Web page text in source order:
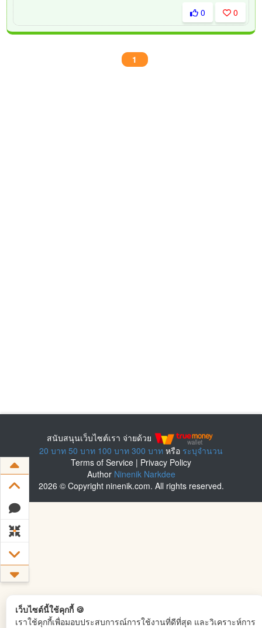
เว็บไซต์นี้ใช้คุกกี้ 🍪
เราใช้คุกกี้เพื่อมอบประสบการณ์การใช้งานที่ดีที่สุด และวิเคราะห์การ
0 0
1
สนับสนุนเว็บไซต์เรา จ่ายด้วย
20 บาท 50 บาท 100 บาท 300 บาท หรือ ระบุจำนวน
Terms of Service | Privacy Policy
Author Ninenik Narkdee
2026 © Copyright ninenik.com. All rights reserved.